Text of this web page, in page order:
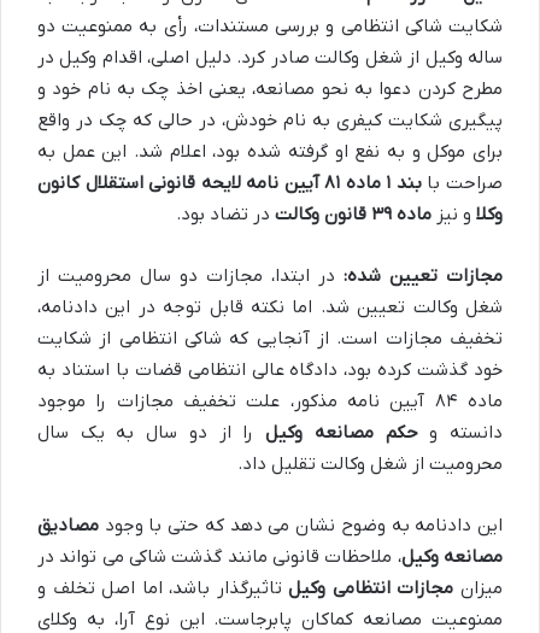
شکایت شاکی انتظامی و بررسی مستندات، رأی به ممنوعیت دو
ساله وکیل از شغل وکالت صادر کرد. دلیل اصلی، اقدام وکیل در
مطرح کردن دعوا به نحو مصانعه، یعنی اخذ چک به نام خود و
پیگیری شکایت کیفری به نام خودش، در حالی که چک در واقع
برای موکل و به نفع او گرفته شده بود، اعلام شد. این عمل به
صراحت با
بند ۱ ماده ۸۱ آیین نامه لایحه قانونی استقلال کانون
وکلا و نیز ماده ۳۹ قانون وکالت در تضاد بود.
مجازات تعیین شده: در ابتدا، مجازات دو سال محرومیت از
شغل وکالت تعیین شد. اما نکته قابل توجه در این دادنامه،
تخفیف مجازات است. از آنجایی که شاکی انتظامی از شکایت
خود گذشت کرده بود، دادگاه عالی انتظامی قضات با استناد به
ماده ۸۴ آیین نامه مذکور، علت تخفیف مجازات را موجود
دانسته وحکم مصانعه وکیلرا از دو سال به یک سال
محرومیت از شغل وکالت تقلیل داد.
این دادنامه به وضوح نشان می دهد که حتی با وجود مصادیق
مصانعه وکیل، ملاحظات قانونی مانند گذشت شاکی می تواند در
میزان مجازات انتظامی وکیلتاثیرگذار باشد، اما اصل تخلف و
ممنوعیت مصانعه کماکان پابرجاست. این نوع آرا، به وکلای